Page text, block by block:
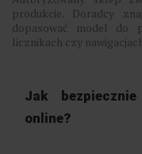
produkcie. Doradcy
dopasować model do
licznikach czy
Jak
online?